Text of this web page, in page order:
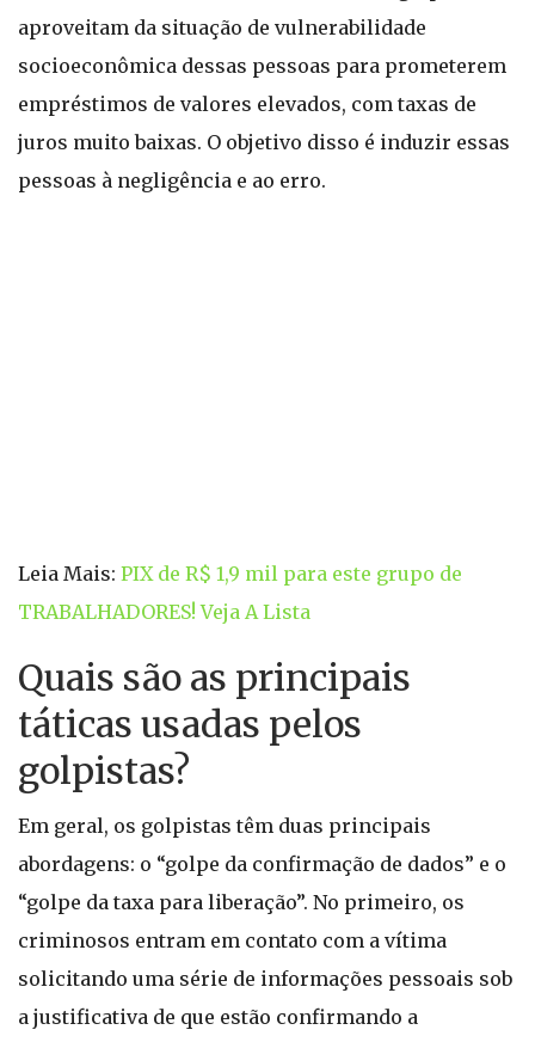
aproveitam da situação de vulnerabilidade
socioeconômica dessas pessoas para prometerem
empréstimos de valores elevados, com taxas de
juros muito baixas. O objetivo disso é induzir essas
pessoas à negligência e ao erro.
Leia Mais: PIX de R$ 1,9 mil para este grupo de
TRABALHADORES! Veja A Lista
Quais são as principais
táticas usadas pelos
golpistas?
Em geral, os golpistas têm duas principais
abordagens: o “golpe da confirmação de dados” e o
“golpe da taxa para liberação”. No primeiro, os
criminosos entram em contato com a vítima
solicitando uma série de informações pessoais sob
a justificativa de que estão confirmando a